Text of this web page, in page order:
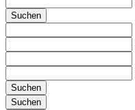
Suchen
Suchen
Suchen